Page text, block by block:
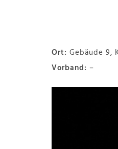
Ort: Gebäude 9,
Vorband: –